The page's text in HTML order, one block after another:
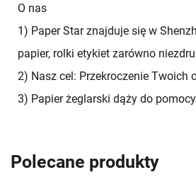
O nas
1) Paper Star znajduje się w
papier, rolki etykiet zarówno
2) Nasz cel: Przekroczenie Twoich
3) Papier żeglarski dąży do
Polecane produkty